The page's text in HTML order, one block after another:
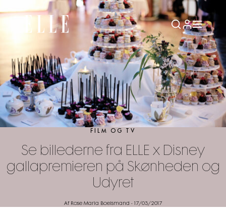
FILM OG TV
Se billederne fra ELLE x Disney
gallapremieren på Skønheden og
Udyret
Af Rose Maria Boelsmand - 17/03/2017